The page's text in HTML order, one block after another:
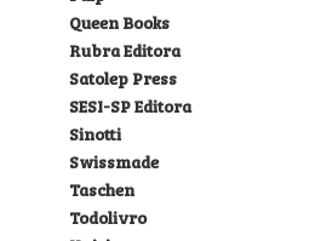
Queen Books
Rubra Editora
Satolep Press
SESI-SP Editora
Sinotti
Swissmade
Taschen
Todolivro